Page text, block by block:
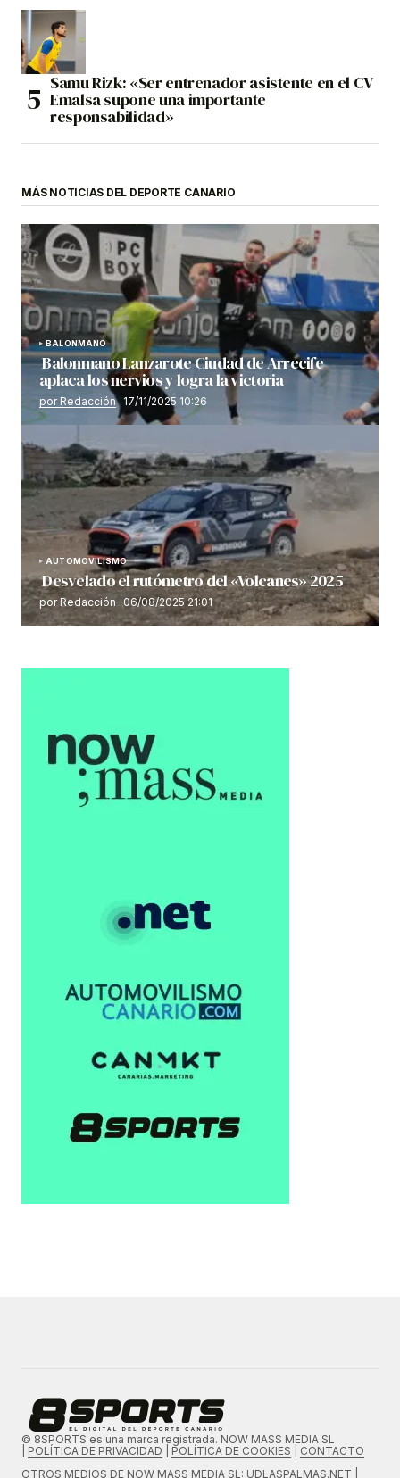
Samu Rizk: «Ser entrenador asistente en el CV
Emalsa supone una importante
responsabilidad»
MÁS NOTICIAS DEL DEPORTE CANARIO
BALONMANO
Balonmano Lanzarote Ciudad de Arrecife
aplaca los nervios y logra la victoria
por Redacción 17/11/2025 10:26
AUTOMOVILISMO
Desvelado el rutómetro del «Volcanes» 2025
por Redacción 06/08/2025 21:01
© 8SPORTS es una marca registrada. NOW MASS MEDIA SL
POLÍTICA DE PRIVACIDAD POLÍTICA DE COOKIES
CONTACTO
OTROS MEDIOS DE NOW MASS MEDIA SL: UDLASPALMAS.NET |